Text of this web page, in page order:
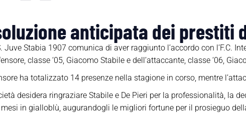
anticipata dei prestiti
Juve Stabia 1907 comunica di aver raggiunto l’accordo con l’F.C.
classe ‘05, Giacomo Stabile e dell’attaccante, classe ‘06,
ha totalizzato 14 presenze nella stagione in corso, mentre
desidera ringraziare Stabile e De Pieri per la professionalità, la
in gialloblù, augurandogli le migliori fortune per il prosieguo